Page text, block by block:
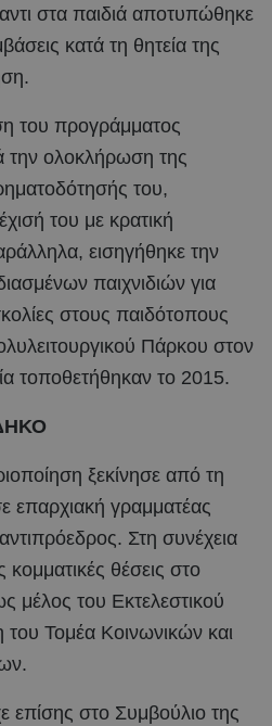
στα παιδιά αποτυπώθηκε
κατά τη θητεία της
του προγράμματος
την ολοκλήρωση της
του,
του με κρατική
εισηγήθηκε την
παιχνιδιών για
στους παιδότοπους
Πάρκου στον
τοποθετήθηκαν το 2015.
ξεκίνησε από τη
επαρχιακή γραμματέας
Στη συνέχεια
θέσεις στο
του Εκτελεστικού
του Τομέα Κοινωνικών και
επίσης στο Συμβούλιο της